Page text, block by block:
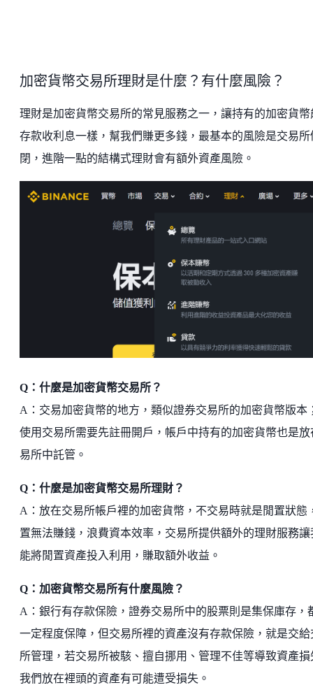
加密貨幣交易所理財是什麼？有什麼風險？
理財是加密貨幣交易所的常見服務之一，讓持有的加密貨幣
存款收利息一樣，幫我們賺更多錢，最基本的風險是交易所
閉，進階一點的結構式理財會有額外資產風險。
Q：什麼是加密貨幣交易所？
A：交易加密貨幣的地方，類似證券交易所的加密貨幣版本
使用交易所需要先註冊開戶，帳戶中持有的加密貨幣也是放
易所中託管。
Q：什麼是加密貨幣交易所理財？
A：放在交易所帳戶裡的加密貨幣，不交易時就是閒置狀態
置無法賺錢，浪費資本效率，交易所提供額外的理財服務讓
能將閒置資產投入利用，賺取額外收益。
Q：加密貨幣交易所有什麼風險？
A：銀行有存款保險，證券交易所中的股票則是集保庫存，
一定程度保障，但交易所裡的資產沒有存款保險，就是交給
所管理，若交易所被駭、擅自挪用、管理不佳等導致資產損
我們放在裡頭的資產有可能遭受損失。